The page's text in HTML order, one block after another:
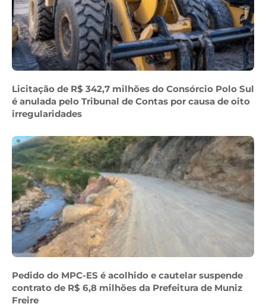
Licitação de R$ 342,7 milhões do Consórcio Polo Sul
é anulada pelo Tribunal de Contas por causa de oito
irregularidades
Pedido do MPC-ES é acolhido e cautelar suspende
contrato de R$ 6,8 milhões da Prefeitura de Muniz
Freire